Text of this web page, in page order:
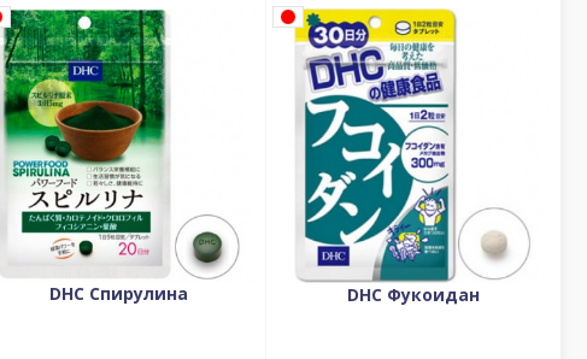
DHC Спирулина DHC Фукоидан